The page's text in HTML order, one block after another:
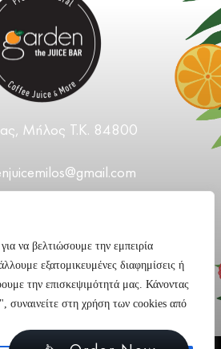
να βελτιώσουμε την εμπειρία
εξατομικευμένες διαφημίσεις ή
την επισκεψιμότητά μας. Κάνοντας
συναινείτε στη χρήση των cookies από
Μήλος Τ.Κ. 84800
22870 31124